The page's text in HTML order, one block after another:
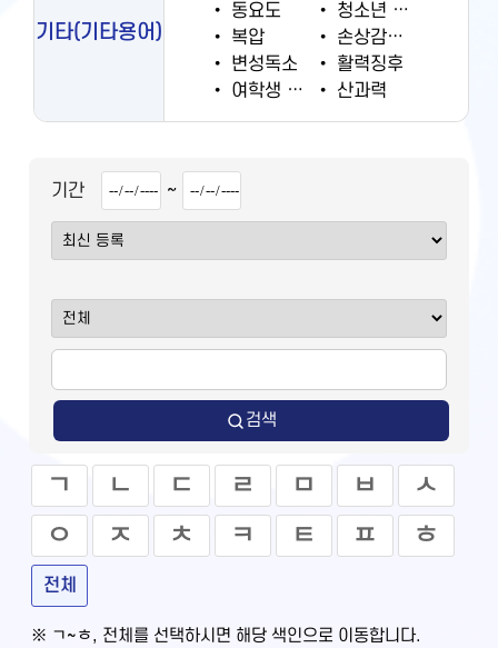
기타(기타용어)
• 동요도 •
청소년 궐련 현재 흡연율
•
복압 •
손상감시정보
•
변성독소 •
활력징후
•
여학생 흡연율 • 산과력
기간 ~
검색
ㄱ ㄴ ㄷ ㄹ ㅁ ㅂ
ㅅ
ㅇ
ㅈ ㅊ ㅋ ㅌ ㅍ ㅎ
전체
※ ㄱ~ㅎ, 전체를 선택하시면 해당 색인으로 이동합니다.